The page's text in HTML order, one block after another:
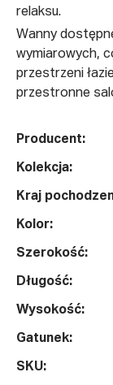
relaksu.
Wanny
wymiarowych,
przestrzeni
przestronne
Producent:
Kolekcja:
Kraj
Kolor:
Szerokość:
Długość:
Wysokość:
Gatunek:
SKU: